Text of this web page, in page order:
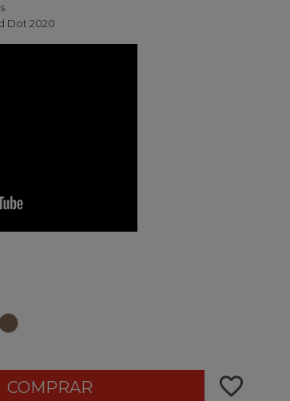
Dot 2020
Marrom
COMPRAR favorite_border